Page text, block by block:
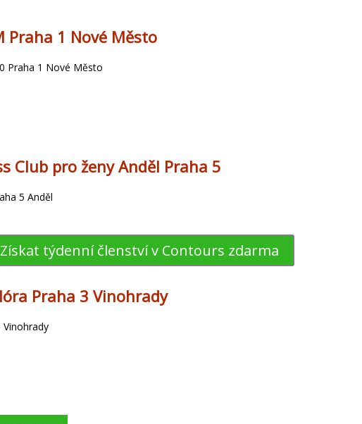
Praha 1 Nové Město
Praha 1 Nové Město
Club pro ženy Anděl Praha 5
5 Anděl
Získat týdenní členství v Contours zdarma
Praha 3 Vinohrady
Vinohrady